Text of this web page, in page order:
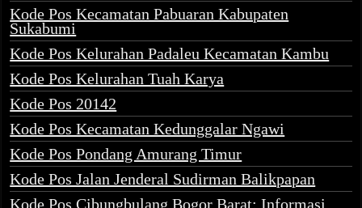
Kode Pos Kecamatan Pabuaran Kabupaten
Sukabumi
Kode Pos Kelurahan Padaleu Kecamatan Kambu
Kode Pos Kelurahan Tuah Karya
Kode Pos 20142
Kode Pos Kecamatan Kedunggalar Ngawi
Kode Pos Pondang Amurang Timur
Kode Pos Jalan Jenderal Sudirman Balikpapan
Kode Pos Cibungbulang Bogor Barat: Informasi